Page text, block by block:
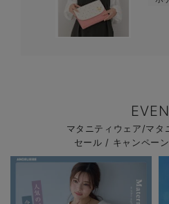
マタニティウェア/マタ
セール / キャンペー